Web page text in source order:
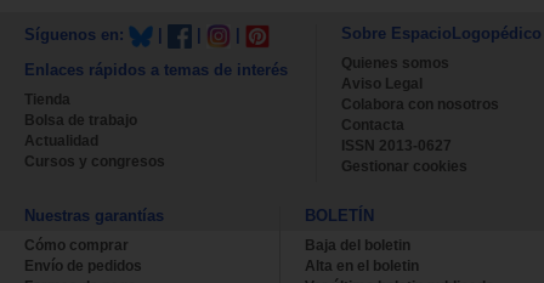
Síguenos en:
Enlaces rápidos a temas de interés
Tienda
Bolsa de trabajo
Actualidad
Cursos y congresos
Sobre EspacioLogopédico
Quienes somos
Aviso Legal
Colabora con nosotros
Contacta
ISSN 2013-0627
Gestionar cookies
Nuestras garantías
Cómo comprar
Envío de pedidos
BOLETÍN
Baja del boletin
Alta en el boletin